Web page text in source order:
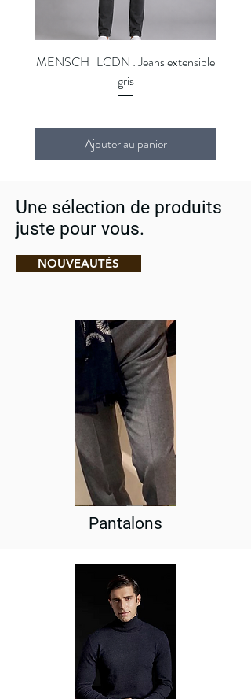
Lavage en machine. Importé. Laine italienne.
Le mannequin mesure 1,85 m et porte une
taille M.
MENSCH | LCDN : Jeans extensible
gris
Ajouter au panier
Une sélection de produits
juste pour vous.
NOUVEAUTÉS
Pantalons